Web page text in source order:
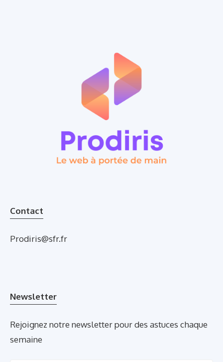
Contact
Prodiris@sfr.fr
Newsletter
Rejoignez notre newsletter pour des astuces chaque
semaine